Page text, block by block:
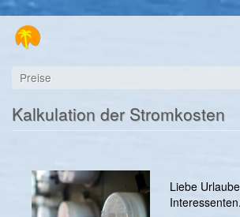
Direkt
zum
Preise
Kalkulation der Stromkosten
Liebe